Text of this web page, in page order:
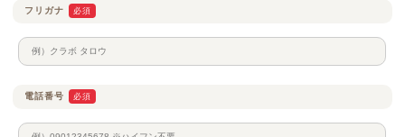
フリガナ 必須
電話番号 必須